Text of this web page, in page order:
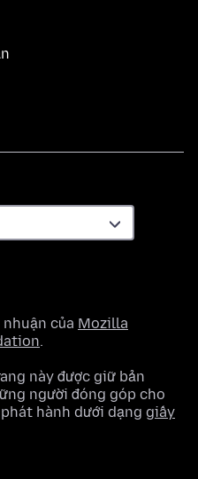
của Mozilla
.
này được giữ bản
người đóng góp cho
hành dưới dạng giấy